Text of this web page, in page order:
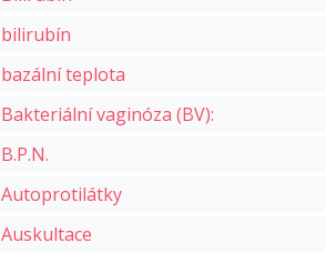
bilirubín
bazální teplota
Bakteriální vaginóza (BV):
B.P.N.
Autoprotilátky
Auskultace